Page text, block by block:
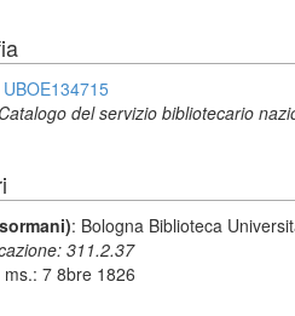
UBOE134715
del servizio bibliotecario
: Bologna Biblioteca
311.2.37
ms.: 7 8bre 1826